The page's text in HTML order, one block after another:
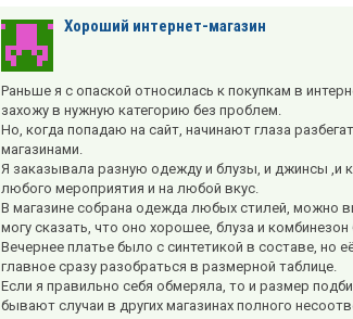
Хороший интернет-магазин
Раньше я с опаской относилась к покупкам в
захожу в нужную категорию без проблем.
Но, когда попадаю на сайт, начинают глаза
магазинами.
Я заказывала разную одежду и блузы, и джинсы ,и
любого мероприятия и на любой вкус.
В магазине собрана одежда любых стилей, можно
могу сказать, что оно хорошее, блуза и
Вечернее платье было с синтетикой в составе, но
главное сразу разобраться в размерной таблице.
Если я правильно себя обмеряла, то и размер
бывают случаи в других магазинах полного